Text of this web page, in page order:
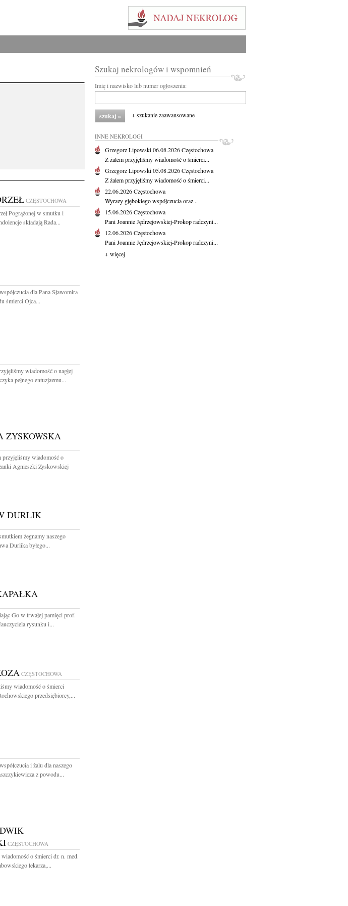
CZĘSTOCHOWA
Pogrążonej w smutku i
składają Rada...
dla Pana Sławomira
śmierci Ojca...
wiadomość o nagłej
pełnego entuzjazmu...
ZYSKOWSKA
wiadomość o
Agnieszki Zyskowskiej
DURLIK
żegnamy naszego
Durlika byłego...
Go w trwałej pamięci prof.
rysunku i...
CZĘSTOCHOWA
wiadomość o śmierci
przedsiębiorcy,...
i żalu dla naszego
z powodu...
CZĘSTOCHOWA
o śmierci dr. n. med.
lekarza,...
Szukaj nekrologów i wspomnień
Imię i nazwisko lub numer ogłoszenia:
+ szukanie zaawansowane
INNE NEKROLOGI
Grzegorz Lipowski06.08.2026Częstochowa
Z żalem przyjęliśmy wiadomość o śmierci...
Grzegorz Lipowski05.08.2026Częstochowa
Z żalem przyjęliśmy wiadomość o śmierci...
22.06.2026Częstochowa
Wyrazy głębokiego współczucia oraz...
15.06.2026Częstochowa
Pani Joannie Jędrzejowskiej-Prokop radczyni...
12.06.2026Częstochowa
Pani Joannie Jędrzejowskiej-Prokop radczyni...
+ więcej